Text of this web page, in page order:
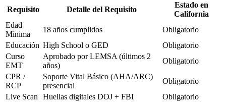
Requisito Detalle del Requisito
Estado en
California
Edad
Mínima
18 años cumplidos
Obligatorio
Educación High School o GED
Obligatorio
Curso
EMT
Aprobado por LEMSA (últimos 2
años)
Obligatorio
CPR /
RCP
Soporte Vital Básico (AHA/ARC)
presencial
Obligatorio
Live Scan
Huellas digitales DOJ + FBI Obligatorio